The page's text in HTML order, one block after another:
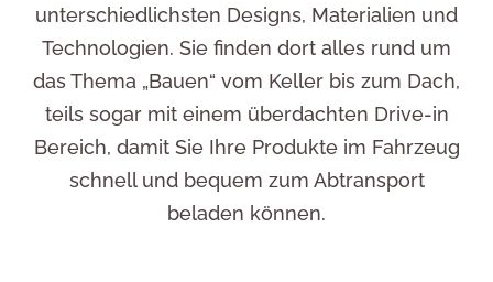
unterschiedlichsten Designs, Materialien und
Technologien. Sie finden dort alles rund um
das Thema „Bauen“ vom Keller bis zum Dach,
teils sogar mit einem überdachten Drive-in
Bereich, damit Sie Ihre Produkte im Fahrzeug
schnell und bequem zum Abtransport
beladen können.